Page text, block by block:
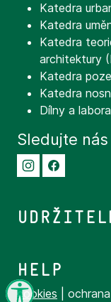
Katedra
Katedra
Katedra
architektury
Katedra
Katedra
Dílny a
Sledujte nás
Help
cookies